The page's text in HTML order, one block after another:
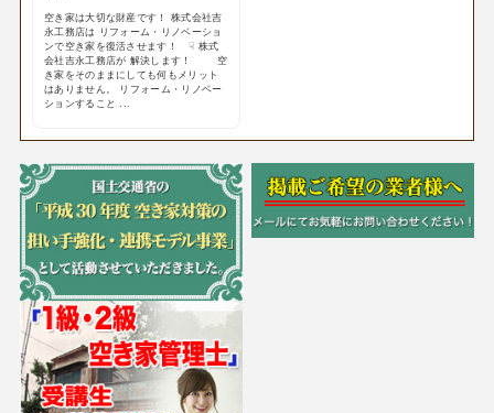
空き家は大切な財産です！ 株式会社吉
永工務店は リフォーム・リノベーショ
ンで空き家を復活させます！ ☟ 株式
会社吉永工務店が 解決します！ 空
き家をそのままにしても何もメリット
はありません。 リフォーム・リノベー
ションすること ...